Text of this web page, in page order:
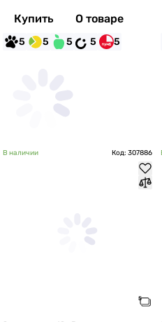
Купить О товаре
5 5 5 5 5
В наличии Код: 307886